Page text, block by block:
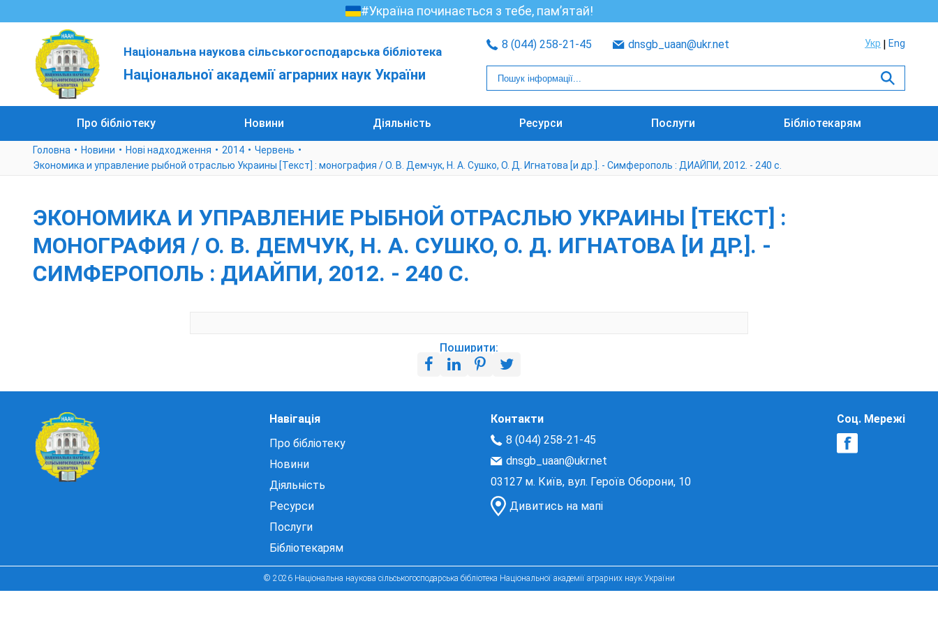
#Україна починається з тебе, пам’ятай!
Національна наукова сільськогосподарська бібліотека
Національної академії аграрних наук України
8 (044) 258-21-45 dnsgb_uaan@ukr.net Укр Eng
Про бібліотеку Новини Діяльність Ресурси Послуги Бібліотекарям
Головна Новини Нові надходження 2014
Червень
Экономика и управление рыбной отраслью Украины [Текст] : монография / О. В. Демчук, Н. А. Сушко, О. Д. Игнатова [и др.]. - Симферополь : ДИАЙПИ, 2012. - 240 с.
ЭКОНОМИКА И УПРАВЛЕНИЕ РЫБНОЙ ОТРАСЛЬЮ УКРАИНЫ [ТЕКСТ] :
МОНОГРАФИЯ / О. В. ДЕМЧУК, Н. А. СУШКО, О. Д. ИГНАТОВА [И ДР.]. -
СИМФЕРОПОЛЬ : ДИАЙПИ, 2012. - 240 С.
Поширити:
Навігація
Про бібліотеку
Новини
Діяльність
Ресурси
Послуги
Бібліотекарям
Контакти
8 (044) 258-21-45
dnsgb_uaan@ukr.net
03127 м. Київ, вул. Героїв Оборони, 10
Дивитись на мапі
Соц. Мережі
© 2026 Національна наукова сільськогосподарська бібліотека Національної академії аграрних наук України